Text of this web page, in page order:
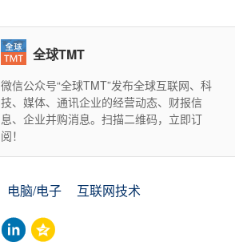
全球TMT
微信公众号“全球TMT”发布全球互联网、科
技、媒体、通讯企业的经营动态、财报信
息、企业并购消息。扫描二维码，立即订
阅！
电脑/电子
互联网技术